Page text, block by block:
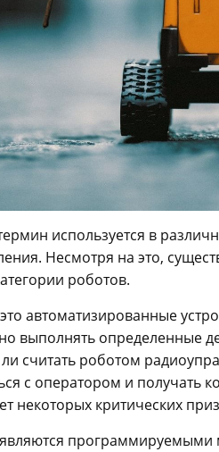
используется в
Несмотря на это,
роботов.
автоматизированные
выполнять определенные
считать роботом
с оператором и получать
некоторых критических